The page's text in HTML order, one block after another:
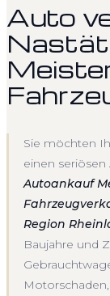
Auto
Sie möchten
einen seriösen
Autoankauf
Region
Baujahre und